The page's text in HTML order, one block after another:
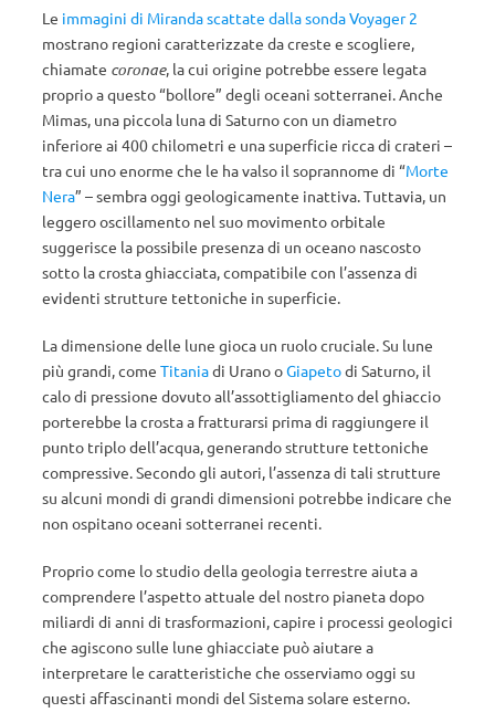
Le immagini di Miranda scattate dalla sonda Voyager 2
mostrano regioni caratterizzate da creste e scogliere,
chiamate coronae, la cui origine potrebbe essere legata
proprio a questo “bollore” degli oceani sotterranei. Anche
Mimas, una piccola luna di Saturno con un diametro
inferiore ai 400 chilometri e una superficie ricca di crateri –
tra cui uno enorme che le ha valso il soprannome di “Morte
Nera” – sembra oggi geologicamente inattiva. Tuttavia, un
leggero oscillamento nel suo movimento orbitale
suggerisce la possibile presenza di un oceano nascosto
sotto la crosta ghiacciata, compatibile con l’assenza di
evidenti strutture tettoniche in superficie.
La dimensione delle lune gioca un ruolo cruciale. Su lune
più grandi, come Titaniadi Urano oGiapetodi Saturno, il
calo di pressione dovuto all’assottigliamento del ghiaccio
porterebbe la crosta a fratturarsi prima di raggiungere il
punto triplo dell’acqua, generando strutture tettoniche
compressive. Secondo gli autori, l’assenza di tali strutture
su alcuni mondi di grandi dimensioni potrebbe indicare che
non ospitano oceani sotterranei recenti.
Proprio come lo studio della geologia terrestre aiuta a
comprendere l’aspetto attuale del nostro pianeta dopo
miliardi di anni di trasformazioni, capire i processi geologici
che agiscono sulle lune ghiacciate può aiutare a
interpretare le caratteristiche che osserviamo oggi su
questi affascinanti mondi del Sistema solare esterno.